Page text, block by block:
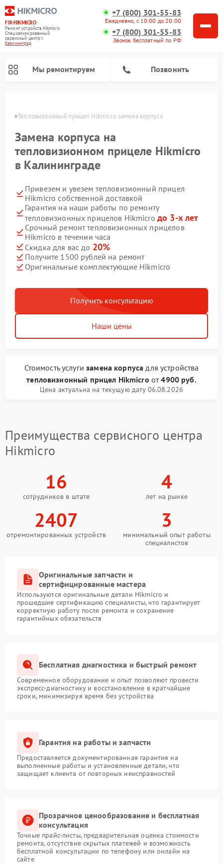
FIX-HIKMICRO
Ремонт устройств Hikmicro
Специализированный
cервисный центр г.
Калининград
+7 (800) 301-55-83
Ежедневно, с 10:00 до 20:00
+7 (800) 301-55-83
Звонок бесплатный по РФ
Мы ремонтируем Позвонить
Тепловизионный прицел Hikmicro замена корпуса
Замена корпуса на
тепловизионном прицеле Hikmicro
в Калининграде
Привезем и увезем тепловизионный прицел
Hikmicro собственной доставкой
Гарантия на наши работы по ремонту
тепловизионных прицелов Hikmicro до 3-х лет
Срочный ремонт тепловизионных прицелов
Hikmicro в течении часа
Скидка для вас до 20%
Получите 1500 рублей на ремонт
Оригинальные комплектующие Hikmicro
Получить консультацию
Наши цены
Стоимость услугизамена корпуса для устройства
тепловизионный прицел Hikmicro от4900 руб.
Цена актуальна на текущую дату 06.08.2026
Преимущества сервисного центра
Hikmicro
16
сотрудников в штате
4
лет на рынке
2407
отремонтированных устройств
3
минимальный опыт работы
специалистов
Оригинальные запчасти и
сертифицированные мастера
Используются оригинальные детали Hikmicro и
прошедшие сертификацию специалисты, что гарантирует
корректную работу после ремонта и сохранение
гарантийных обязательств
Бесплатная диагностика и быстрый ремонт
Современное оборудование и опыт позволяют провести
экспресс-диагностику и восстановление в кратчайшие
сроки, минимизируя время без устройства
Гарантия на работы и запчасти
Предоставляется документированная гарантия на
выполненные работы и установленные детали, что
защищает клиента от повторных неисправностей
Прозрачное ценообразование и бесплатная
консультация
Точные прайс-листы, предварительная оценка стоимости
ремонта, отсутствие скрытых платежей и возможность
бесплатной консультации по телефону или онлайн на
сайте